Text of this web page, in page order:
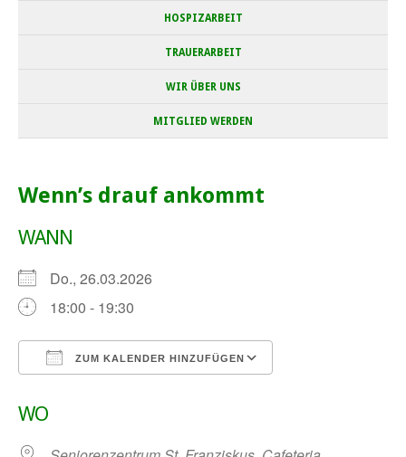
HOSPIZARBEIT
TRAUERARBEIT
WIR ÜBER UNS
MITGLIED WERDEN
Wenn’s drauf ankommt
WANN
Do., 26.03.2026
18:00 - 19:30
ZUM KALENDER HINZUFÜGEN
WO